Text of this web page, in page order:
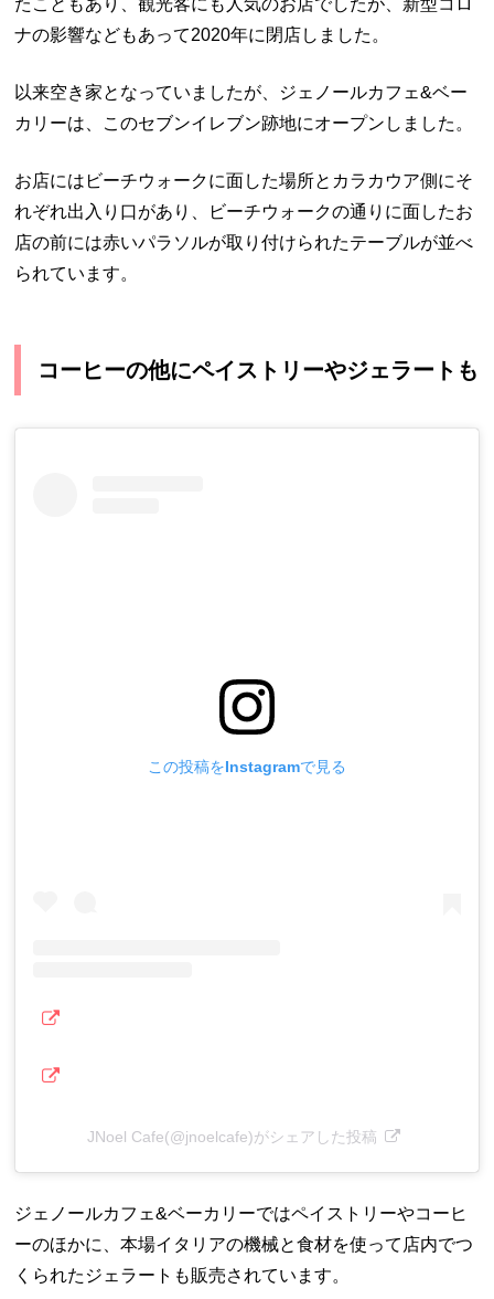
たこともあり、観光客にも人気のお店でしたが、新型コロ
ナの影響などもあって2020年に閉店しました。
以来空き家となっていましたが、ジェノールカフェ&ベー
カリーは、このセブンイレブン跡地にオープンしました。
お店にはビーチウォークに面した場所とカラカウア側にそ
れぞれ出入り口があり、ビーチウォークの通りに面したお
店の前には赤いパラソルが取り付けられたテーブルが並べ
られています。
コーヒーの他にペイストリーやジェラートも
この投稿をInstagramで見る
JNoel Cafe(@jnoelcafe)がシェアした投稿
ジェノールカフェ&ベーカリーではペイストリーやコーヒ
ーのほかに、本場イタリアの機械と食材を使って店内でつ
くられたジェラートも販売されています。